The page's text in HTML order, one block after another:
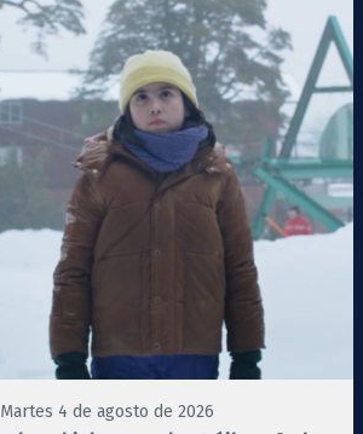
Martes 4 de agosto de 2026